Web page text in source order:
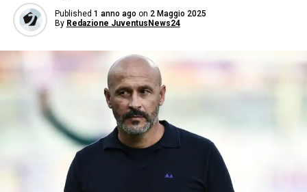
Published 1 anno ago on 2 Maggio 2025
By Redazione JuventusNews24